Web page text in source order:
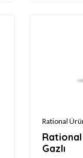
Rational
Gazlı